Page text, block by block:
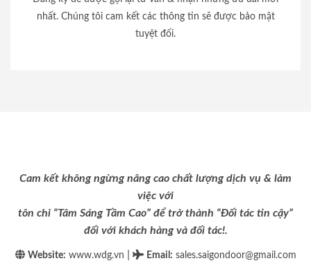
nhất. Chúng tôi cam kết các thông tin sẽ được bảo mật
tuyệt đối.
Cam kết không ngừng nâng cao chất lượng dịch vụ & làm
việc với
tôn chỉ “Tâm Sáng Tầm Cao” để trở thành “Đối tác tin cậy”
đối với khách hàng và đối tác!.
Website: www.wdg.vn Email : sales.saigondoor@gmail.com